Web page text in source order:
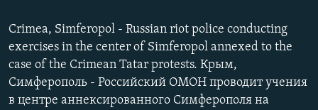
поиску
ТЕЛЕПРОЕКТ КРЫМ.РЕАЛИИ
СОВЕТЫ ПРАВОЗАЩИТНИКОВ
ПРОПАВШИЕ БЕЗ ВЕСТИ
Українською
Qırımtatar
Crimea, Simferopol - Russian riot police conducting
exercises in the center of Simferopol annexed to the
case of the Crimean Tatar protests. Крым,
Симферополь - Российский ОМОН проводит учения
в центре аннексированного Симферополя на